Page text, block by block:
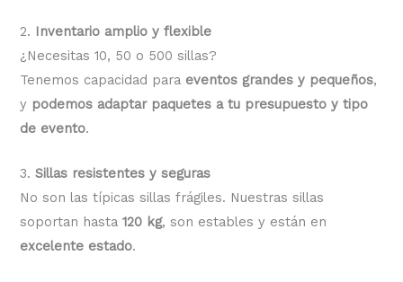
2. Inventario amplio y flexible
¿Necesitas 10, 50 o 500 sillas?
Tenemos capacidad para eventos grandes y pequeños,
y podemos adaptar paquetes a tu presupuesto y tipo
de evento.
3.Sillas resistentes y seguras
No son las típicas sillas frágiles. Nuestras sillas
soportan hasta120 kg, son estables y están en
excelente estado.